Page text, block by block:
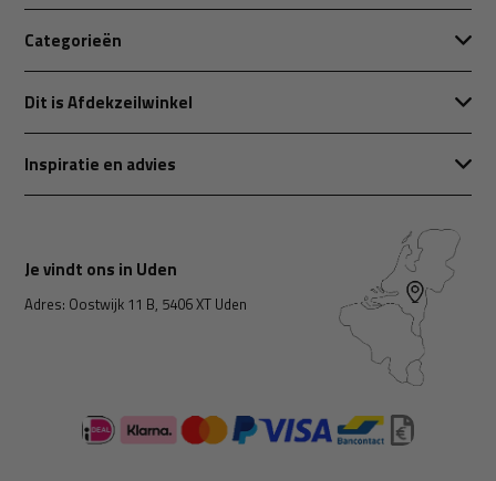
Categorieën
Dit is Afdekzeilwinkel
Inspiratie en advies
Je vindt ons in Uden
Adres: Oostwijk 11 B, 5406 XT Uden